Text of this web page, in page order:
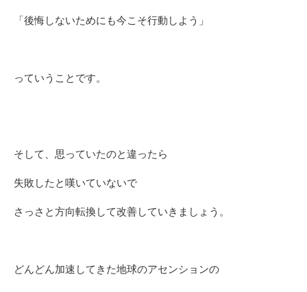
「後悔しないためにも今こそ行動しよう」
っていうことです。
そして、思っていたのと違ったら
失敗したと嘆いていないで
さっさと方向転換して改善していきましょう。
どんどん加速してきた地球のアセンションの